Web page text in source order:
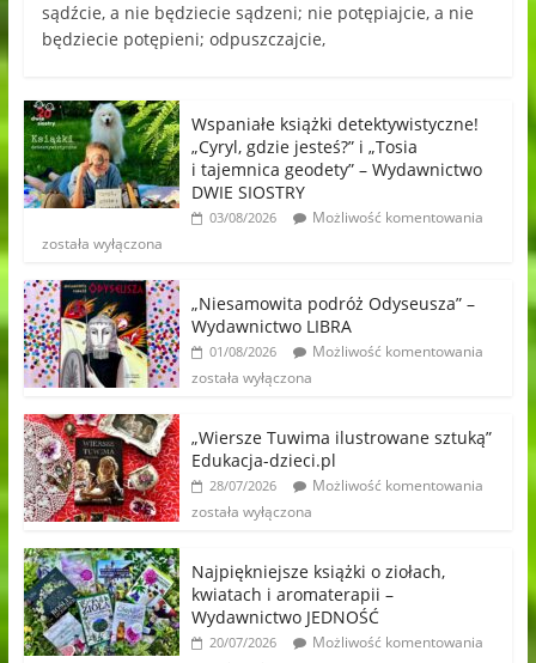
sądźcie, a nie będziecie sądzeni; nie potępiajcie, a nie
będziecie potępieni; odpuszczajcie,
Wspaniałe książki detektywistyczne!
„Cyryl, gdzie jesteś?” i „Tosia
i tajemnica geodety” – Wydawnictwo
DWIE SIOSTRY
03/08/2026
Możliwość komentowania
została wyłączona
„Niesamowita podróż Odyseusza” –
Wydawnictwo LIBRA
01/08/2026
Możliwość komentowania
została wyłączona
„Wiersze Tuwima ilustrowane sztuką”
Edukacja-dzieci.pl
28/07/2026
Możliwość komentowania
została wyłączona
Najpiękniejsze książki o ziołach,
kwiatach i aromaterapii –
Wydawnictwo JEDNOŚĆ
20/07/2026
Możliwość komentowania